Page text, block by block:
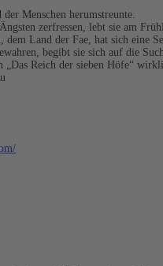
Menschen herumstreunte.
zerfressen, lebt sie am
Land der Fae, hat sich eine
begibt sie sich auf die
Reich der sieben Höfe“